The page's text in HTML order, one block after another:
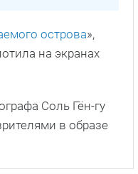
острова»,
на экранах
Соль Гён-гу
в образе